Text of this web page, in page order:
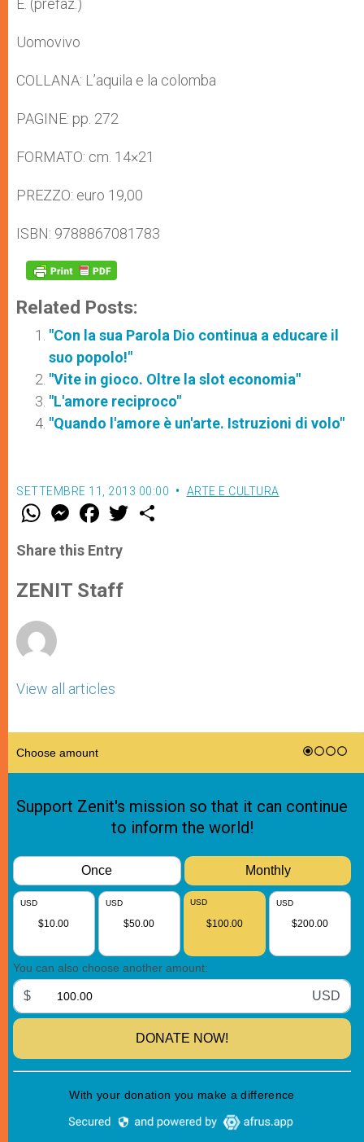
E. (prefaz.)
Uomovivo
COLLANA: L’aquila e la colomba
PAGINE: pp. 272
FORMATO: cm. 14×21
PREZZO: euro 19,00
ISBN: 9788867081783
Related Posts:
"Con la sua Parola Dio continua a educare il
suo popolo!"
"Vite in gioco. Oltre la slot economia"
"L'amore reciproco"
"Quando l'amore è un'arte. Istruzioni di volo"
SETTEMBRE 11, 2013 00:00 ARTE E CULTURA
W
t
s
p
p
M
e
s
e
g
e
F
a
e
b
o
k
w
Share this Entry
ZENIT Staff
View all articles